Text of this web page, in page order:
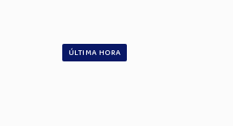
ÚLTIMA HORA